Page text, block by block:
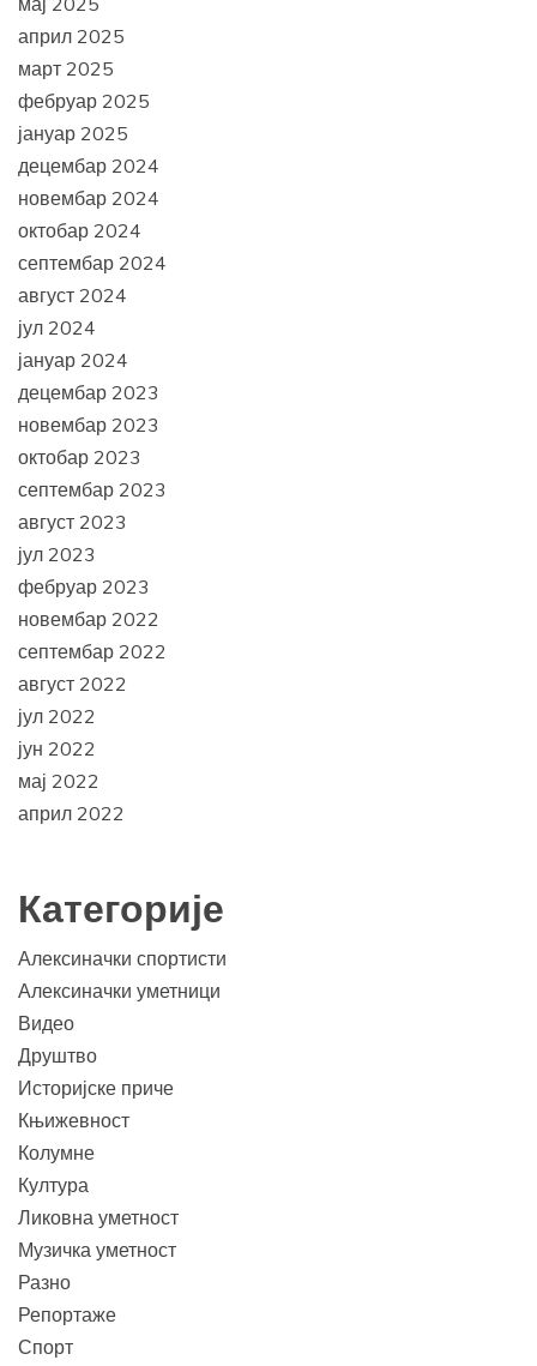
април 2025
март 2025
фебруар 2025
јануар 2025
децембар 2024
новембар 2024
октобар 2024
септембар 2024
август 2024
јул 2024
јануар 2024
децембар 2023
новембар 2023
октобар 2023
септембар 2023
август 2023
јул 2023
фебруар 2023
новембар 2022
септембар 2022
август 2022
јул 2022
јун 2022
мај 2022
април 2022
Категорије
Алексиначки спортисти
Алексиначки уметници
Видео
Друштво
Историјске приче
Књижевност
Колумне
Култура
Ликовна уметност
Музичка уметност
Разно
Репортаже
Спорт